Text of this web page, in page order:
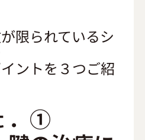
限られているシ
ントを３つご紹
．①